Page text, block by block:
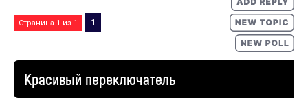
Страница 1 из 1 1
Красивый переключатель